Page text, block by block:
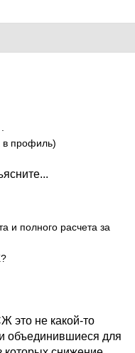
в профиль)
и полного расчета за
это не какой-то
объединившиеся для